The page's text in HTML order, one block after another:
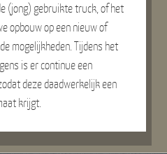
(jong) gebruikte truck, of het
opbouw op een nieuw of
mogelijkheden. Tijdens het
is er continue een
deze daadwerkelijk een
krijgt.